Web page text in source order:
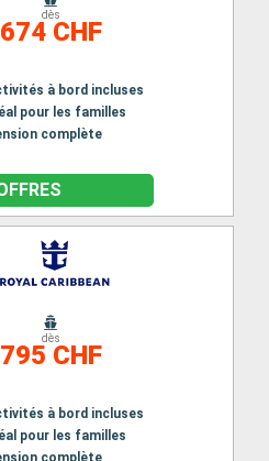
dès
674 CHF
à bord incluses
pour les familles
complète
dès
795 CHF
à bord incluses
pour les familles
complète